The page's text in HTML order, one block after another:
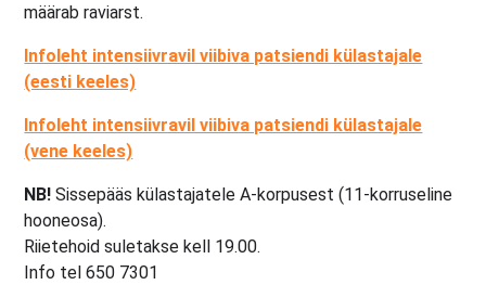
määrab raviarst.
Infoleht intensiivravil viibiva patsiendi külastajale
(eesti keeles)
Infoleht intensiivravil viibiva patsiendi külastajale
(vene keeles)
NB! Sissepääs külastajatele A-korpusest (11-korruseline
hooneosa).
Riietehoid suletakse kell 19.00.
Info tel 650 7301